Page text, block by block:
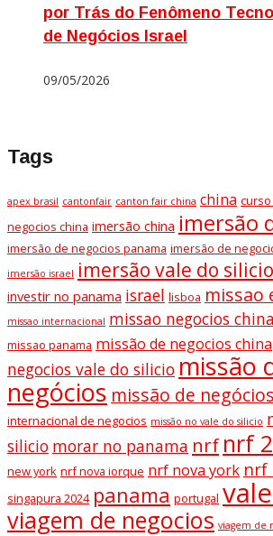
por Trás do Fenômeno
de Negócios Israel
09/05/2026
Tags
apex brasil cantonfair canton fair china china curso
negocios china imersão china imersão
imersão de negocios panama imersão de
imersão israel imersão vale do silicio
investir no panama israel lisboa missao
missao internacional missao negocios china
missao panama missão de negocios china
negocios vale do silicio missão
negócios missão de
internacional de negocios missão no vale do silicio
silicio morar no panama nrf nrf
new york nrf nova iorque nrf nova york nrf
singapura 2024 panama portugal
viagem de negocios viagem de